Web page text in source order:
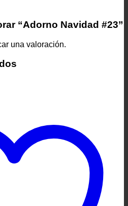
“Adorno Navidad #23”
una valoración.